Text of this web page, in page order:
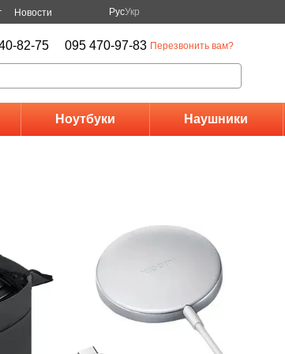
Новости РусУкр
82-75 095 470-97-83 Перезвонить вам?
Ноутбуки Наушники